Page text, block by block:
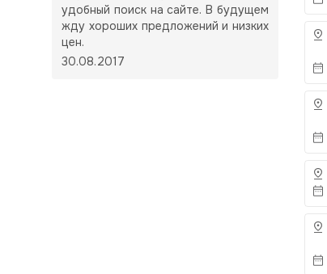
удобный поиск на сайте. В будущем
жду хороших предложений и низких
цен.
30.08.2017